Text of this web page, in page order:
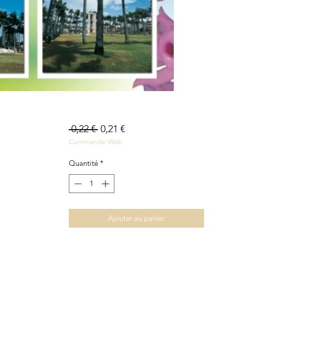
0,22 € Prix
original
0,21 €Prix
Commande Web
Quantité *
Ajouter au panier